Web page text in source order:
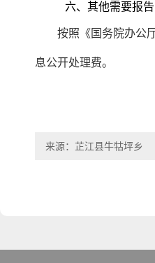
六、其他需要报
按照《国务院办公厅
息公开处理费。
来源：芷江县牛牯坪乡